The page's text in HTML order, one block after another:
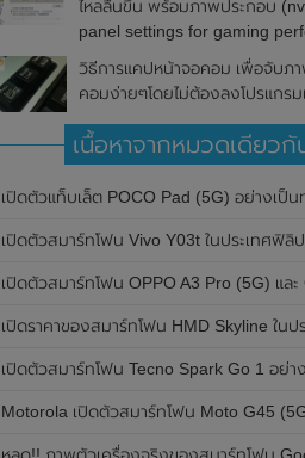
ไหลลื่นขึ้น พร้อมภาพประกอบ
panel settings for gaming
วิธีการแคปหน้าจอคอม เพื่อจับภ
คอมง่ายๆโดยไม่ต้องลงโปรแกร
เนื้อหาจากหมวดเดียวกั
เปิดตัวแท็บเล็ต POCO Pad (5G) อย่างเป็นทางการแล้วในประเทศอินเดีย มาพร้อมชิปเซ็ต Snapdragon 7s Gen 2 ของ
เปิดตัวสมาร์ทโฟน Vivo Y03t ในประเทศฟิลิปปินส์อย่างเป็นทางการแล้ว มาพร้อมชิปเซ็ต Unisoc T612 , กล้องหลัง ความละเอียด 13MP , แบตเตอรี่
เปิดตัวสมาร์ทโฟน OPPO A3 Pro (5G) และ OPPO A3x ในประเทศไทยอย่างเป็นทางการแล้ว ในร
เปิดราคาของสมาร์ทโฟน HMD Skyline ในประเทศไทยอย่างเป็นทางการแล้
เปิดตัวสมาร์ทโฟน Tecno Spark Go 1 อย่างเป็นทางการแล้ว มาพร้อมหน้าจอแสดงผล LCD / 120Hz , แบตเตอรี่
Motorola เปิดตัวสมาร์ทโฟน Moto G45 (5G) อย่างเป็นทาง